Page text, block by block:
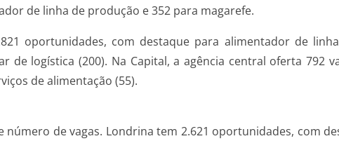
de linha de produção e 352 para magarefe.
oportunidades, com destaque para alimentador de
de logística (200). Na Capital, a agência central oferta 792
de alimentação (55).
de vagas. Londrina tem 2.621 oportunidades, com